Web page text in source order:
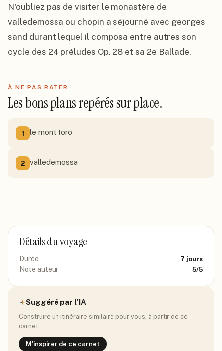
N'oubliez pas de visiter le monastère de
valledemossa ou chopin a séjourné avec georges
sand durant lequel il composa entre autres son
cycle des 24 préludes Op. 28 et sa 2e Ballade.
À NE PAS RATER
Les bons plans repérés sur place.
1 le mont toro
2 valledemossa
Détails du voyage
Durée 7 jours
Note auteur 5/5
Suggéré par l'IA
Construire un itinéraire similaire pour vous, à partir de ce
carnet.
M'inspirer de ce carnet